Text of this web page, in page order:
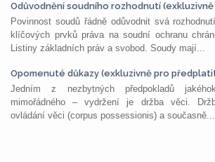
Odůvodnění soudního rozhodnutí
Povinnost soudů řádně odůvodnit svá
klíčových prvků práva na soudní ochranu
Listiny základních práv a svobod. Soudy mají...
Opomenuté důkazy (exkluzivně pro
Jedním z nezbytných předpokladů
mimořádného – vydržení je držba věci.
ovládání věci (corpus possessionis) a současně...